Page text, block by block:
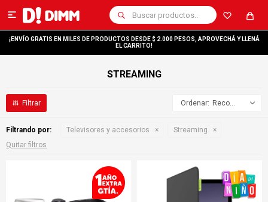

¡ENVÍO GRATIS EN MILES DE PRODUCTOS DESDE $ 2.000 PESOS, APROVECHÁ Y LLENÁ
EL CARRITO!
STREAMING
Recomendados
Filtrando por: Televisores y accesorios
Streaming
Quitar filtros